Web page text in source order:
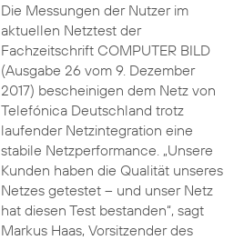
Die Messungen der Nutzer im
aktuellen Netztest der
Fachzeitschrift COMPUTER BILD
(Ausgabe 26 vom 9. Dezember
2017) bescheinigen dem Netz von
Telefónica Deutschland trotz
laufender Netzintegration eine
stabile Netzperformance. „Unsere
Kunden haben die Qualität unseres
Netzes getestet – und unser Netz
hat diesen Test bestanden“, sagt
Markus Haas, Vorsitzender des